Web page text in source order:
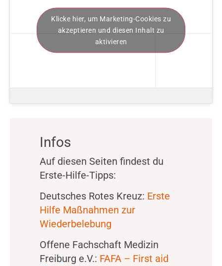
Klicke hier, um Marketing-Cookies zu
akzeptieren und diesen Inhalt zu
aktivieren
Infos
Auf diesen Seiten findest du
Erste-Hilfe-Tipps:
Deutsches Rotes Kreuz: Erste
Hilfe Maßnahmen zur
Wiederbelebung
Offene Fachschaft Medizin
Freiburg e.V.: FAFA – First aid